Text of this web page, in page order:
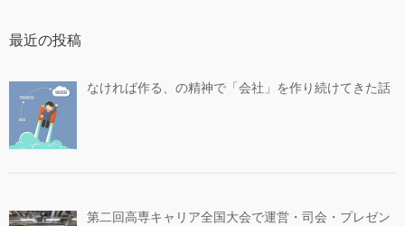
最近の投稿
なければ作る、の精神で「会社」を作り続けてきた話
第二回高専キャリア全国大会で運営・司会・プレゼン